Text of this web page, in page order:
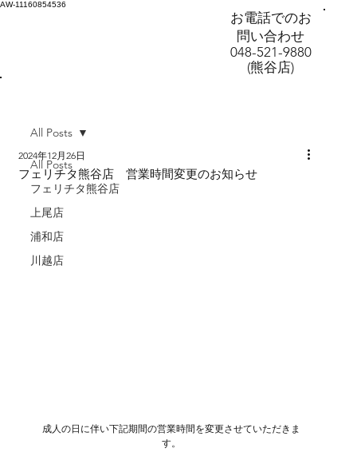
AW-11160854536
お電話でのお
問い合わせ
048-521-9880
(熊谷店)
All Posts
フェリチタ熊谷店
上尾店
浦和店
川越店
All Posts
フェリチタ熊谷店 営業時間変更のお知らせ
2024年12月26日
成人の日に伴い下記期間の営業時間を変更させていただきま
す。